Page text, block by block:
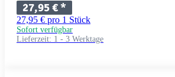
27,95 €*
27,95 € pro 1 Stück
Sofort verfügbar
Lieferzeit: 1 - 3 Werktage